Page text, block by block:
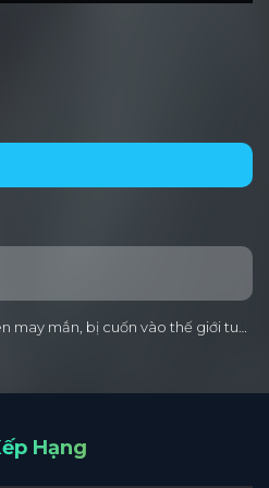
mắn, bị cuốn vào thế giới tu…
Hạng